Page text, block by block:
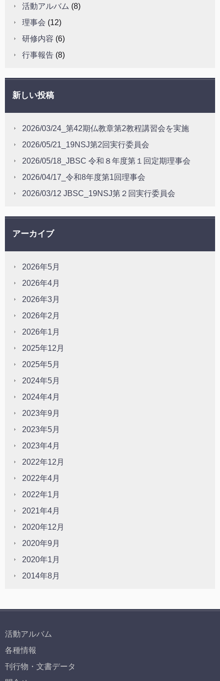
活動アルバム (8)
理事会 (12)
研修内容 (6)
行事報告 (8)
新しい投稿
2026/03/24_第42期仏教章第2教程講習会を実施
2026/05/21_19NSJ第2回実行委員会
2026/05/18_JBSC 令和８年度第１回定期理事会
2026/04/17_令和8年度第1回理事会
2026/03/12 JBSC_19NSJ第２回実行委員会
アーカイブ
2026年5月
2026年4月
2026年3月
2026年2月
2026年1月
2025年12月
2025年5月
2024年5月
2024年4月
2023年9月
2023年5月
2023年4月
2022年12月
2022年4月
2022年1月
2021年4月
2020年12月
2020年9月
2020年1月
2014年8月
活動アルバム
各種情報
刊行物・文書データ